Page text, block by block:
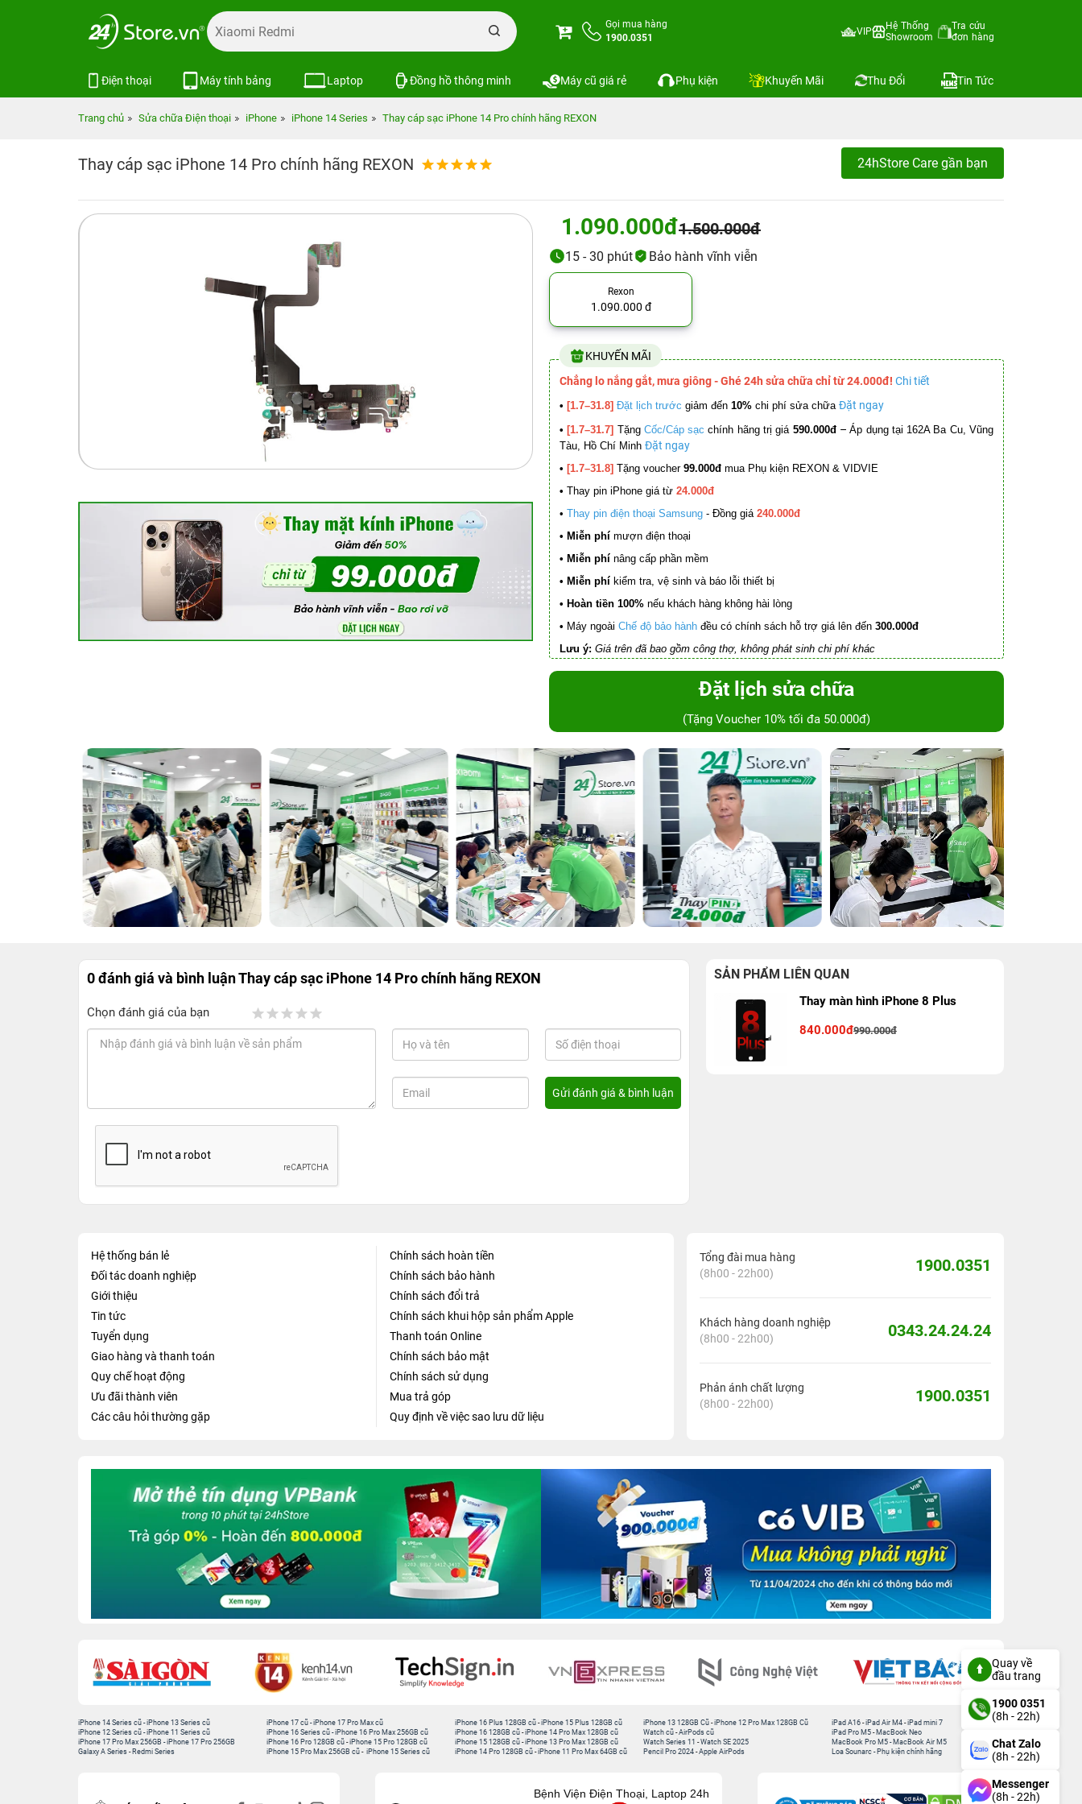
Gọi mua hàng
1900.0351
VIP
Hệ Thống
Showroom
Tra cứu
đơn hàng
Điện thoại Máy tính bảng Laptop Đồng hồ thông minh Máy cũ giá rẻ Phụ kiện Khuyến Mãi Thu Đổi Tin Tức
Trang chủ Sửa chữa Điện thoại iPhone iPhone 14 Series Thay cáp sạc iPhone 14 Pro chính hãng REXON
Thay cáp sạc iPhone 14 Pro chính hãng REXON 24hStore Care gần bạn
1.090.000đ1.500.000đ
15 - 30 phút Bảo hành vĩnh viễn
Rexon
1.090.000 đ
KHUYẾN MÃI
Chẳng lo nắng gắt, mưa giông - Ghé 24h sửa chữa chỉ từ 24.000đ! Chi tiết
• [1.7–31.8] Đặt lịch trước giảm đến 10% chi phí sửa chữa Đặt ngay
• [1.7–31.7] Tặng Cốc/Cáp sạc chính hãng trị giá 590.000đ –Áp dụng tại 162A Ba Cu, Vũng
Tàu, Hồ Chí Minh Đặt ngay
• [1.7–31.8] Tặng voucher 99.000đ mua Phụ kiện REXON & VIDVIE
• Thay pin iPhone giá từ 24.000đ
• Thay pin điện thoại Samsung - Đồng giá 240.000đ
• Miễn phí mượn điện thoại
• Miễn phí nâng cấp phần mềm
• Miễn phí kiểm tra, vệ sinh và báo lỗi thiết bị
• Hoàn tiền 100% nếu khách hàng không hài lòng
• Máy ngoài Chế độ bảo hành đều có chính sách hỗ trợ giá lên đến 300.000đ
Lưu ý: Giá trên đã bao gồm công thợ, không phát sinh chi phí khác
Đặt lịch sửa chữa
(Tặng Voucher 10% tối đa 50.000đ)
0 đánh giá và bình luậnThay cáp sạc iPhone 14 Pro chính hãng REXON
Chọn đánh giá của bạn
SẢN PHẨM LIÊN QUAN
Thay màn hình iPhone 8 Plus
840.000đ990.000đ
Hệ thống bán lẻ
Đối tác doanh nghiệp
Giới thiệu
Tin tức
Tuyển dụng
Giao hàng và thanh toán
Quy chế hoạt động
Ưu đãi thành viên
Các câu hỏi thường gặp
Chính sách hoàn tiền
Chính sách bảo hành
Chính sách đổi trả
Chính sách khui hộp sản phẩm Apple
Thanh toán Online
Chính sách bảo mật
Chính sách sử dụng
Mua trả góp
Quy định về việc sao lưu dữ liệu
Tổng đài mua hàng
(8h00 - 22h00)
1900.0351
Khách hàng doanh nghiệp
(8h00 - 22h00)
0343.24.24.24
Phản ánh chất lượng
(8h00 - 22h00)
1900.0351
iPhone 14 Series cũ -iPhone 13 Series cũ
iPhone 12 Series cũ -iPhone 11 Series cũ
iPhone 17 Pro Max 256GB -iPhone 17 Pro 256GB
Galaxy A Series - Redmi Series
iPhone 17 cũ -iPhone 17 Pro Max cũ
iPhone 16 Series cũ - iPhone 16 Pro Max 256GB cũ
iPhone 16 Pro 128GB cũ -iPhone 15 Pro 128GB cũ
iPhone 15 Pro Max 256GB cũ - iPhone 15 Series cũ
iPhone 16 Plus 128GB cũ -iPhone 15 Plus 128GB cũ
iPhone 16 128GB cũ -iPhone 14 Pro Max 128GB cũ
iPhone 15 128GB cũ -iPhone 13 Pro Max 128GB cũ
iPhone 14 Pro 128GB cũ -iPhone 11 Pro Max 64GB cũ
iPhone 13 128GB Cũ -iPhone 12 Pro Max 128GB Cũ
Watch cũ -AirPods cũ
Watch Series 11 -Watch SE 2025
Pencil Pro 2024 -Apple AirPods
iPad A16 -iPad Air M4 -iPad mini 7
iPad Pro M5 - MacBook Neo
MacBook Pro M5 - MacBook Air M5
Loa Sounarc - Phụ kiện chính hãng
Bệnh Viện Điện Thoại, Laptop 24h
Quay về
đầu trang
1900 0351
(8h - 22h)
Chat Zalo
(8h - 22h)
Messenger
(8h - 22h)